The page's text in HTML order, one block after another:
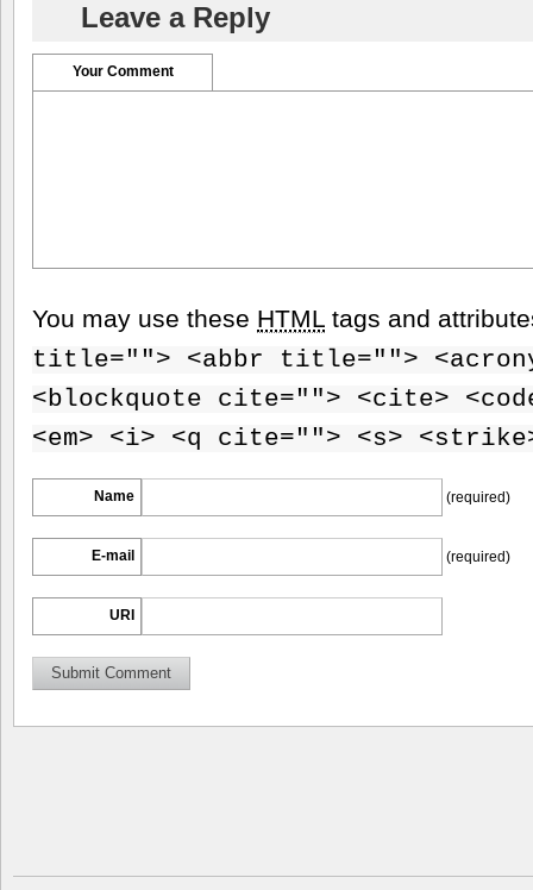
Leave a Reply
Your Comment
You may use these HTML tags and
title=""> <abbr title="">
<blockquote cite=""> <cite>
<em> <i> <q cite=""> <s>
Name (required)
E-mail (required)
URI